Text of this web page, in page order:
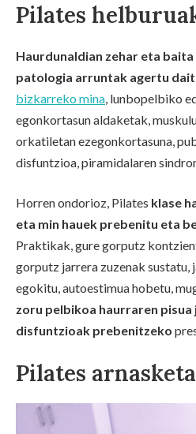
Pilates
Haurdunaldian zehar eta
patologia arruntak agertu
bizkarreko mina, lunbopelbiko
egonkortasun aldaketak,
orkatiletan ezegonkortasuna,
disfuntzioa, piramidalaren
Horren ondorioz, Pilates klase
eta min hauek prebenitu eta
Praktikak, gure gorputz
gorputz jarrera zuzenak sustatu,
egokitu, autoestimua hobetu,
zoru pelbikoa haurraren
disfuntzioak prebenitzeko
Pilates arnasketa